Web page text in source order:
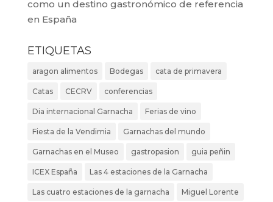
como un destino gastronómico de referencia
en España
ETIQUETAS
aragon alimentos Bodegas cata de primavera
Catas CECRV conferencias
Dia internacional Garnacha Ferias de vino
Fiesta de la Vendimia Garnachas del mundo
Garnachas en el Museo gastropasion guia peñin
ICEX España Las 4 estaciones de la Garnacha
Las cuatro estaciones de la garnacha Miguel Lorente